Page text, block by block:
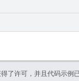
了许可，并且代码示例